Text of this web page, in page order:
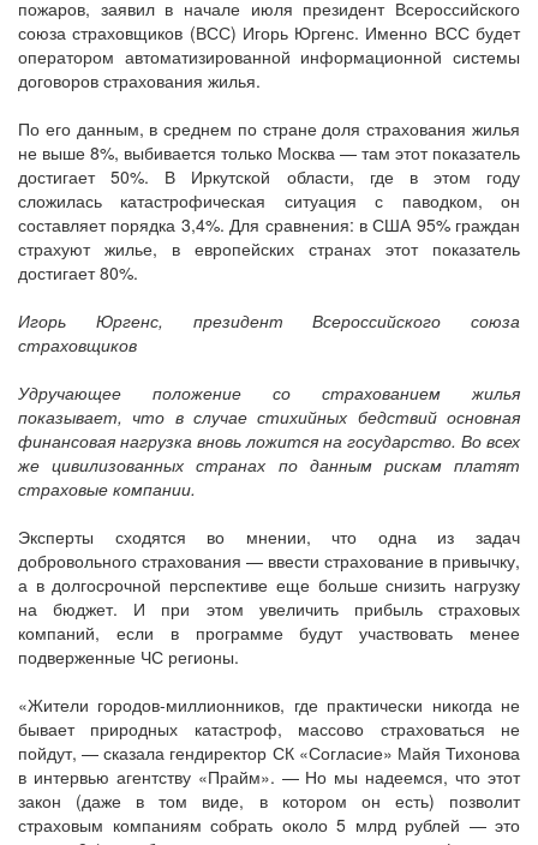
пожаров, заявил в начале июля президент Всероссийского
союза страховщиков (ВСС) Игорь Юргенс. Именно ВСС будет
оператором автоматизированной информационной системы
договоров страхования жилья.
По его данным, в среднем по стране доля страхования жилья
не выше 8%, выбивается только Москва — там этот показатель
достигает 50%. В Иркутской области, где в этом году
сложилась катастрофическая ситуация с паводком, он
составляет порядка 3,4%. Для сравнения: в США 95% граждан
страхуют жилье, в европейских странах этот показатель
достигает 80%.
Игорь Юргенс, президент Всероссийского союза
страховщиков
Удручающее положение со страхованием жилья
показывает, что в случае стихийных бедствий основная
финансовая нагрузка вновь ложится на государство. Во всех
же цивилизованных странах по данным рискам платят
страховые компании.
Эксперты сходятся во мнении, что одна из задач
добровольного страхования — ввести страхование в привычку,
а в долгосрочной перспективе еще больше снизить нагрузку
на бюджет. И при этом увеличить прибыль страховых
компаний, если в программе будут участвовать менее
подверженные ЧС регионы.
«Жители городов-миллионников, где практически никогда не
бывает природных катастроф, массово страховаться не
пойдут, — сказала гендиректор СК «Согласие» Майя Тихонова
в интервью агентству «Прайм». — Но мы надеемся, что этот
закон (даже в том виде, в котором он есть) позволит
страховым компаниям собрать около 5 млрд рублей — это